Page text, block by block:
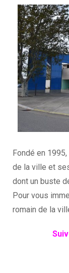
Fondé en
de la ville et
dont un buste
Pour vous
romain de la